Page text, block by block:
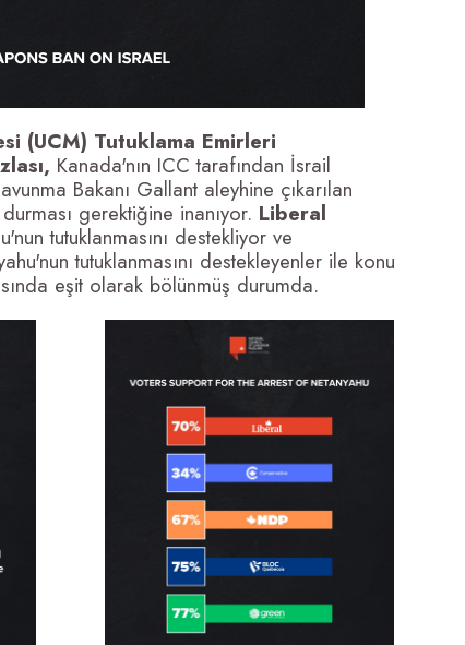
(UCM) Tutuklama Emirleri
Kanada'nın ICC tarafından İsrail
Bakanı Gallant aleyhine çıkarılan
gerektiğine inanıyor. Liberal
tutuklanmasını destekliyor ve
tutuklanmasını destekleyenler ile konu
eşit olarak bölünmüş durumda.